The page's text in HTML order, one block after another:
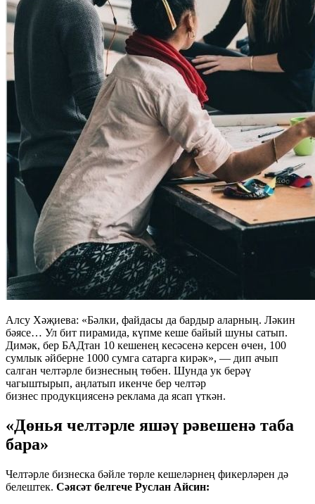
Алсу Хәҗиева: «Бәлки, файдасы да бардыр аларның. Ләкин
бәясе… Ул бит пирамида, күпме кеше байый шуны сатып.
Димәк, бер БАДтан 10 кешенең кесәсенә керсен өчен, 100
сумлык әйберне 1000 сумга сатарга кирәк», — дип ачып
салган челтәрле бизнесның төбен. Шунда ук берәү
чагыштырып, аңлатып икенче бер челтәр
бизнес продукциясенә реклама да ясап үткән.
«Дөнья челтәрле яшәү рәвешенә таба
бара»
Челтәрле бизнеска бәйле төрле кешеләрнең фикерләрен дә
белештек. Сәясәт белгече Руслан Айсин: